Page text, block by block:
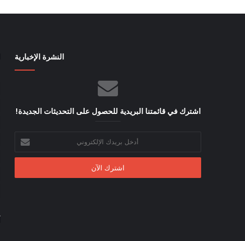
النشرة الإخبارية
اشترك في قائمتنا البريدية للحصول على التحديثات الجديدة!
الإلكتروني